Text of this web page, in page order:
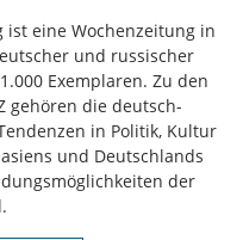
ist eine Wochenzeitung in
und russischer
Exemplaren. Zu den
gehören die deutsch-
in Politik, Kultur
und Deutschlands
der